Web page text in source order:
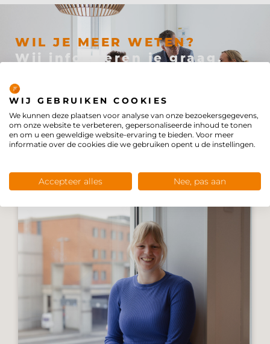
WIL JE MEER WETEN?
Wij informeren je graag.
WIJ GEBRUIKEN COOKIES
We kunnen deze plaatsen voor analyse van onze bezoekersgegevens,
om onze website te verbeteren, gepersonaliseerde inhoud te tonen
en om u een geweldige website-ervaring te bieden. Voor meer
informatie over de cookies die we gebruiken opent u de instellingen.
Accepteer alles Nee, pas aan